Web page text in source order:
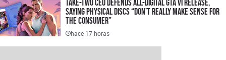
Take-Two CEO Defends All-Digital GTA VI Release,
Saying Physical Discs “Don’t Really Make Sense for
the Consumer”
hace 17 horas